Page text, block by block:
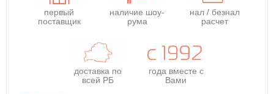
первый
поставщик
наличие шоу-
рума
нал / безнал
расчет
доставка по
всей РБ
года вместе с
Вами